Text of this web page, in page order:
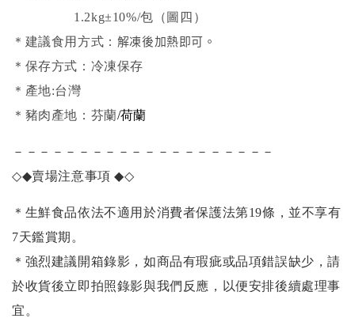
1.2kg±10%/包（圖四）
＊建議食用方式： 解凍後加熱即可。
＊保存方式：冷凍保存
＊產地:台灣
＊豬肉產地：芬蘭/荷蘭
－－－－－－－－－－－－－－－－－－－－
◇◆賣場注意事項◆◇
＊生鮮食品依法不適用於消費者保護法第19條，並不享有
7天鑑賞期。
＊強烈建議開箱錄影，如商品有瑕疵或品項錯誤缺少，請
於收貨後立即拍照錄影與我們反應，以便安排後續處理事
宜。